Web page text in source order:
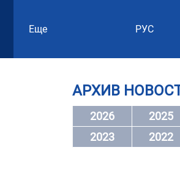
Еще РУС
АРХИВ
2026 2025
2023
2022